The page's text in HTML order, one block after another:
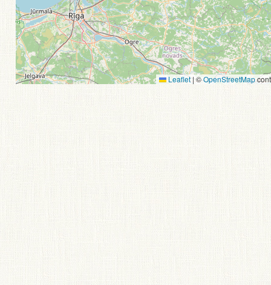
Leaflet |©OpenStreetMap